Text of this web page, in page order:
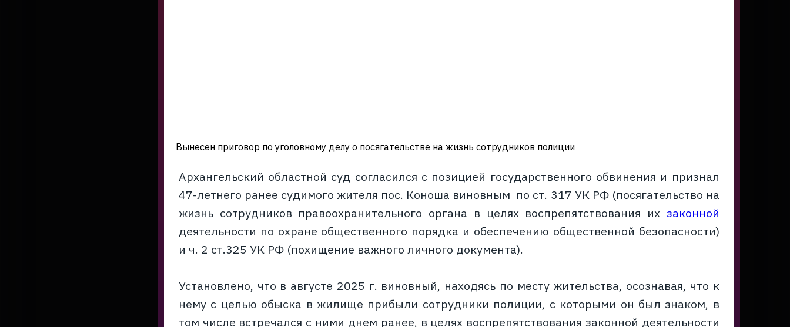
Вынесен приговор по уголовному делу о посягательстве на жизнь сотрудников полиции
Архангельский областной суд согласился с позицией государственного обвинения и признал
47-летнего ранее судимого жителя пос. Коноша виновным по ст. 317 УК РФ (посягательство на
жизнь сотрудников правоохранительного органа в целях воспрепятствования их законной
деятельности по охране общественного порядка и обеспечению общественной безопасности)
и ч. 2 ст.325 УК РФ (похищение важного личного документа).
Установлено, что в августе 2025 г. виновный, находясь по месту жительства, осознавая, что к
нему с целью обыска в жилище прибыли сотрудники полиции, с которыми он был знаком, в
том числе встречался с ними днем ранее, в целях воспрепятствования законной деятельности